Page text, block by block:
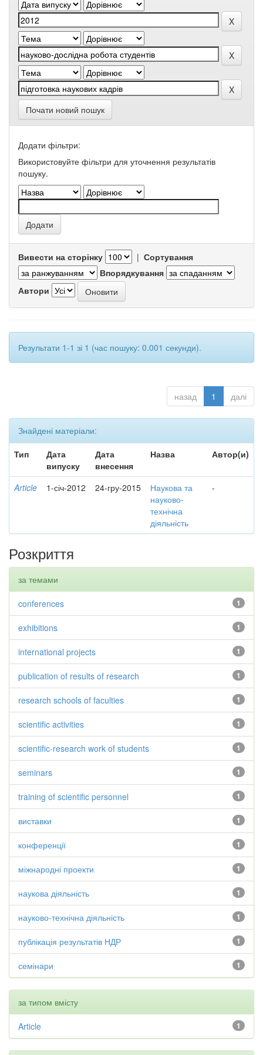
Почати новий пошук
Додати фільтри:
Використовуйте фільтри для уточнення результатів
пошуку.
Вивести на сторінку | Сортування
Впорядкування
Автори
Результати 1-1 зі 1 (час пошуку: 0.001 секунди).
назад 1 далі
Знайдені матеріали:
Тип
Дата
випуску
Дата
внесення
Назва Автор(и)
Article 1-січ-2012 24-гру-2015
Наукова та
науково-
технічна
діяльність
-
Розкриття
за темами
1
conferences
1
exhibitions
1
international projects
1
publication of results of research
1
research schools of faculties
1
scientific activities
1
scientific-research work of students
1
seminars
1
training of scientific personnel
1
виставки
1
конференції
1
міжнародні проекти
1
наукова діяльність
1
науково-технічна діяльність
1
публікація результатів НДР
1
семінари
за типом вмісту
1
Article